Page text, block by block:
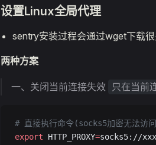
设置Linux全局代理
sentry安装过程会通过wget下载
两种方案
一、关闭当前连接失效 只在当前
# 直接执行命令(socks5加密无法访
export HTTP_PROXY=socks5://